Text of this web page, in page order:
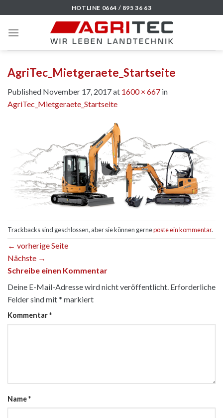
to
content
HOTLINE 0664 / 895 36 63
AgriTec_Mietgeraete_Startseite
Published November 17, 2017at 1600 × 667 in
AgriTec_Mietgeraete_Startseite
Trackbacks sind geschlossen, aber sie können gerneposte ein kommentar.
← vorherige Seite
Nächste →
Schreibe einen Kommentar
Deine E-Mail-Adresse wird nicht veröffentlicht. Erforderliche
Felder sind mit* markiert
Kommentar*
Name*